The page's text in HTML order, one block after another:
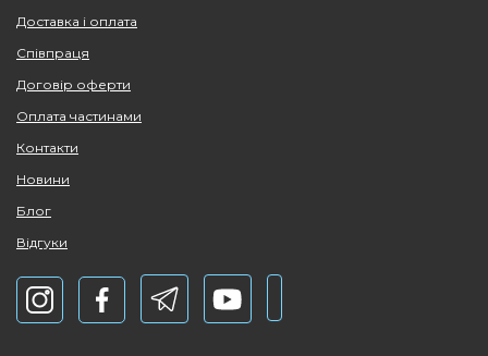
Доставка і оплата
Співпраця
Договір оферти
Оплата частинами
Контакти
Новини
Блог
Відгуки